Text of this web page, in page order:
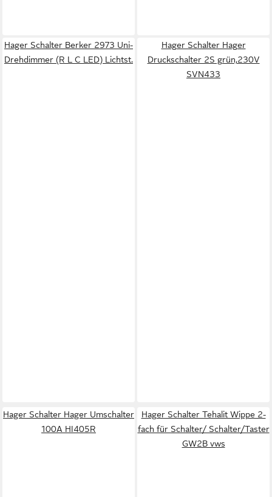
Hager Schalter Berker 2973 Uni-
Drehdimmer (R L C LED) Lichtst.
Hager Schalter Hager
Druckschalter 2S grün,230V
SVN433
Hager Schalter Hager Umschalter
100A HI405R
Hager Schalter Tehalit Wippe 2-
fach für Schalter/ Schalter/Taster
GW2B vws